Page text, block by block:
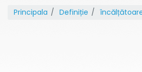
Principala Definiție